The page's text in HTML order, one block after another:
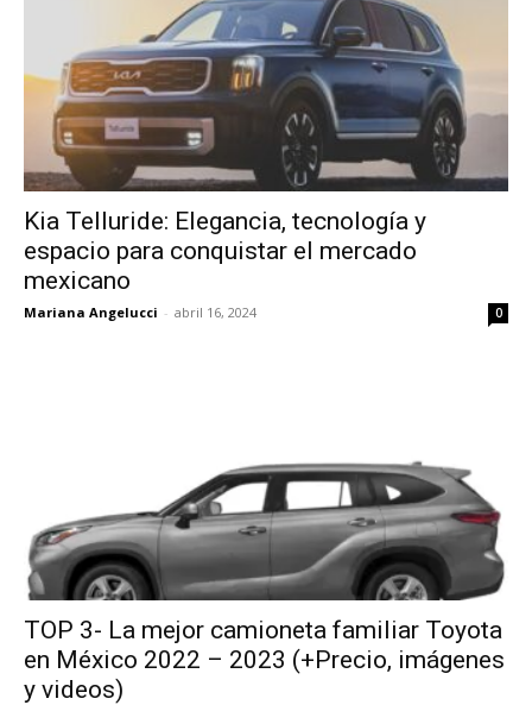
Kia Telluride: Elegancia, tecnología y
espacio para conquistar el mercado
mexicano
Mariana Angelucci - abril 16, 2024 0
TOP 3- La mejor camioneta familiar Toyota
en México 2022 – 2023 (+Precio, imágenes
y videos)